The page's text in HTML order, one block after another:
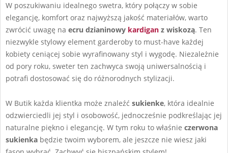
W poszukiwaniu idealnego swetra, który połączy w sobie
elegancję, komfort oraz najwyższą jakość materiałów, warto
zwrócić uwagę na ecru dzianinowy kardigan z wiskozą. Ten
niezwykle stylowy element garderoby to must-have każdej
kobiety ceniącej sobie wyrafinowany styl i wygodę. Niezależnie
od pory roku, sweter ten zachwyca swoją uniwersalnością i
potrafi dostosować się do różnorodnych stylizacji.
W Butik każda klientka może znaleźć sukienke, która idealnie
odzwierciedli jej styl i osobowość, jednocześnie podkreślając jej
naturalne piękno i elegancję. W tym roku to właśnie czerwona
sukienka będzie twoim wyborem, ale jeszcze nie wiesz jaki